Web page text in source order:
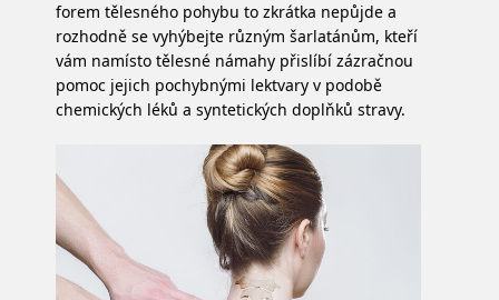
forem tělesného pohybu to zkrátka nepůjde a
rozhodně se vyhýbejte různým šarlatánům, kteří
vám namísto tělesné námahy přislíbí zázračnou
pomoc jejich pochybnými lektvary v podobě
chemických léků a syntetických doplňků stravy.